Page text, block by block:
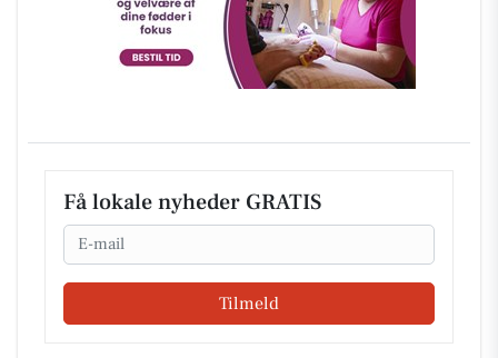
Få lokale nyheder GRATIS
Email
Tilmeld